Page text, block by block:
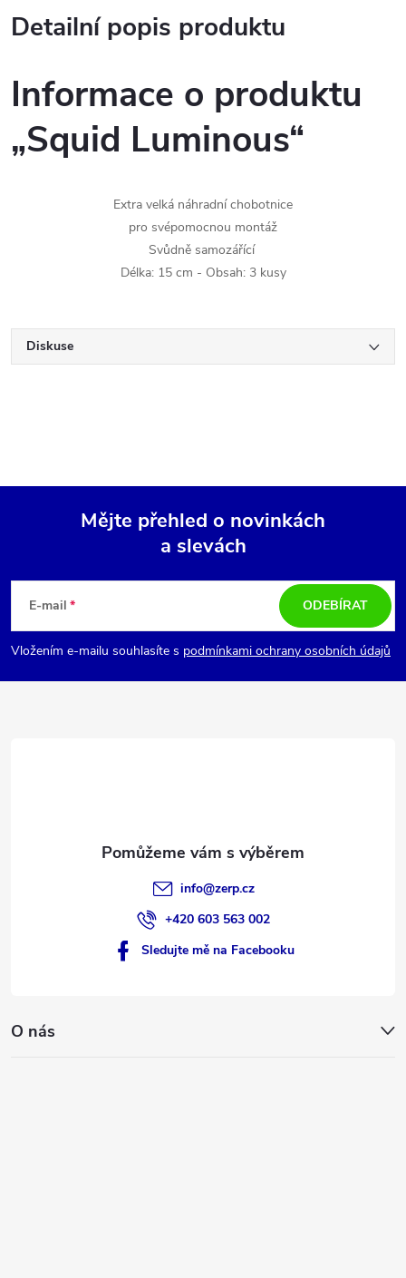
Detailní popis produktu
Informace o produktu
„Squid Luminous“
Extra velká náhradní chobotnice
pro svépomocnou montáž
Svůdně samozářící
Délka: 15 cm - Obsah: 3 kusy
Diskuse
p
a
Mějte přehled o novinkách
a slevách
E-mail
Vložením e-mailu souhlasíte s podmínkami ochrany osobních údajů
ODEBÍRAT
info@zerp.cz
+420 603 563 002
Sledujte mě na Facebooku
O nás